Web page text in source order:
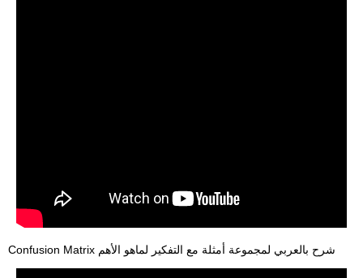
Confusion Matrix شرح بالعربي لمجموعة أمثلة مع التفكير لماهو الأهم